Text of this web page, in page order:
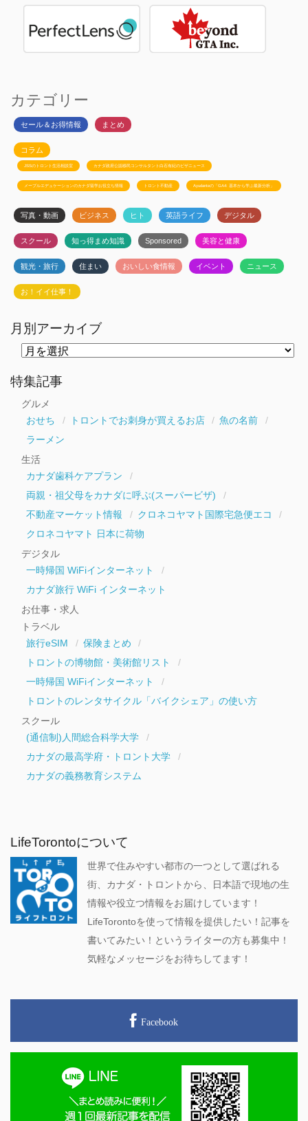
カテゴリー
セール＆お得情報 まとめ
コラム
JSSのトロント生活相談室 カナダ政府公認移民コンサルタント白石有紀のビザニュース
メープルエデュケーションのカナダ留学お役立ち情報 トロント不動産 Ayudanteの「GA4: 基本から学ぶ最新分析」
写真・動画 ビジネス ヒト 英語ライフ デジタル
スクール 知っ得まめ知識 Sponsored 美容と健康
観光・旅行 住まい おいしい食情報 イベント ニュース
お！イイ仕事！
月別アーカイブ
ー
カ
特集記事
グルメ
おせち
トロントでお刺身が買えるお店
魚の名前
ラーメン
生活
カナダ歯科ケアプラン
両親・祖父母をカナダに呼ぶ(スーパービザ)
不動産マーケット情報
クロネコヤマト国際宅急便エコ
クロネコヤマト 日本に荷物
デジタル
一時帰国 WiFiインターネット
カナダ旅行 WiFi インターネット
お仕事・求人
トラベル
旅行eSIM
保険まとめ
トロントの博物館・美術館リスト
一時帰国 WiFiインターネット
トロントのレンタサイクル「バイクシェア」の使い方
スクール
(通信制)人間総合科学大学
カナダの最高学府・トロント大学
カナダの義務教育システム
LifeTorontoについて
世界で住みやすい都市の一つとして選ばれる
街、カナダ・トロントから、日本語で現地の生
情報や役立つ情報をお届けしています！
LifeTorontoを使って情報を提供したい！記事を
書いてみたい！というライターの方も募集中！
気軽なメッセージをお待ちしてます！
Facebook